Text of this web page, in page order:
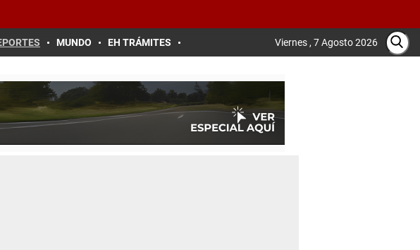
MUNDO EH TRÁMITES Viernes , 7 Agosto 2026